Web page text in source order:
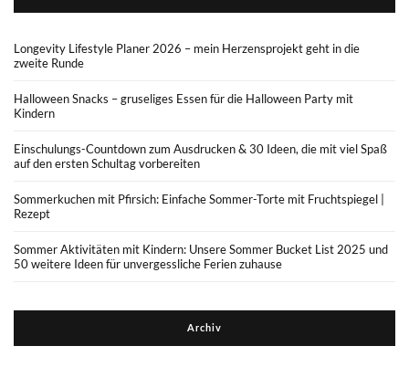
Longevity Lifestyle Planer 2026 – mein Herzensprojekt geht in die
zweite Runde
Halloween Snacks – gruseliges Essen für die Halloween Party mit
Kindern
Einschulungs-Countdown zum Ausdrucken & 30 Ideen, die mit viel Spaß
auf den ersten Schultag vorbereiten
Sommerkuchen mit Pfirsich: Einfache Sommer-Torte mit Fruchtspiegel |
Rezept
Sommer Aktivitäten mit Kindern: Unsere Sommer Bucket List 2025 und
50 weitere Ideen für unvergessliche Ferien zuhause
Archiv